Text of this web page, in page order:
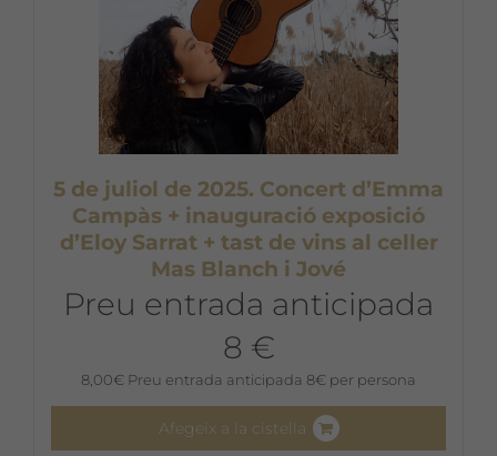
5 de juliol de 2025. Concert d’Emma
Campàs + inauguració exposició
d’Eloy Sarrat + tast de vins al celler
Mas Blanch i Jové
Preu entrada anticipada
8 €
8,00€ Preu entrada anticipada 8€ per persona
Afegeix a la cistella